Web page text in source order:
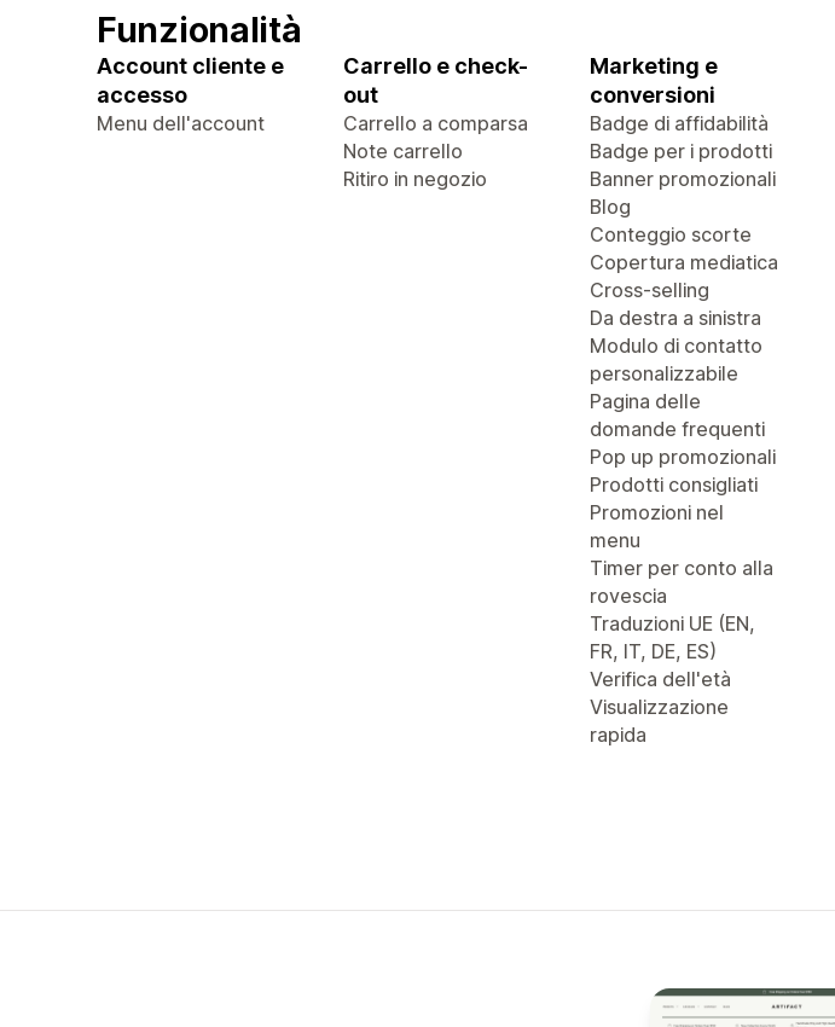
Funzionalità
Account cliente e
accesso
Menu dell'account
Carrello e check-
out
Carrello a comparsa
Note carrello
Ritiro in negozio
Marketing e
conversioni
Badge di affidabilità
Badge per i prodotti
Banner promozionali
Blog
Conteggio scorte
Copertura mediatica
Cross-selling
Da destra a sinistra
Modulo di contatto
personalizzabile
Pagina delle
domande frequenti
Pop up promozionali
Prodotti consigliati
Promozioni nel
menu
Timer per conto alla
rovescia
Traduzioni UE (EN,
FR, IT, DE, ES)
Verifica dell'età
Visualizzazione
rapida